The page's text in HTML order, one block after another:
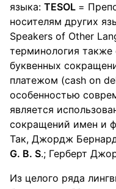
языка: TESOL =
носителям других
Speakers of Other
терминология
буквенных
платежом (cash on
особенностью
является
сокращений имен и
Так, Джордж
G. B. S.; Герберт
Из целого ряда